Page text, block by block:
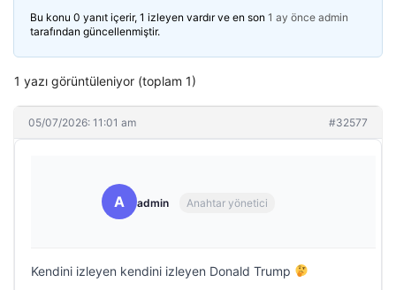
Bu konu 0 yanıt içerir, 1 izleyen vardır ve en son 1 ay önce admin
tarafından güncellenmiştir.
1 yazı görüntüleniyor (toplam 1)
05/07/2026: 11:01 am #32577
A admin Anahtar yönetici
Kendini izleyen kendini izleyen Donald Trump